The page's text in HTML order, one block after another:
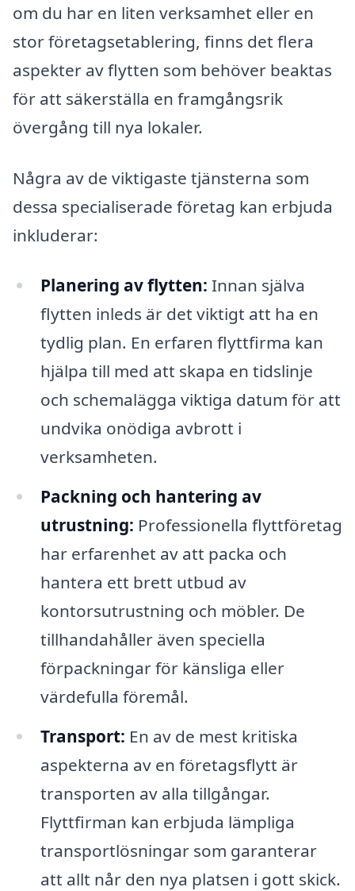
om du har en liten verksamhet eller en
stor företagsetablering, finns det flera
aspekter av flytten som behöver beaktas
för att säkerställa en framgångsrik
övergång till nya lokaler.
Några av de viktigaste tjänsterna som
dessa specialiserade företag kan erbjuda
inkluderar:
Planering av flytten: Innan själva
flytten inleds är det viktigt att ha en
tydlig plan. En erfaren flyttfirma kan
hjälpa till med att skapa en tidslinje
och schemalägga viktiga datum för att
undvika onödiga avbrott i
verksamheten.
Packning och hantering av
utrustning: Professionella flyttföretag
har erfarenhet av att packa och
hantera ett brett utbud av
kontorsutrustning och möbler. De
tillhandahåller även speciella
förpackningar för känsliga eller
värdefulla föremål.
Transport: En av de mest kritiska
aspekterna av en företagsflytt är
transporten av alla tillgångar.
Flyttfirman kan erbjuda lämpliga
transportlösningar som garanterar
att allt når den nya platsen i gott skick.